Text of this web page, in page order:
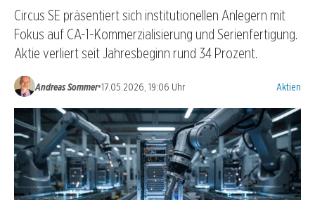
Circus SE präsentiert sich institutionellen Anlegern mit
Fokus auf CA-1-Kommerzialisierung und Serienfertigung.
Aktie verliert seit Jahresbeginn rund 34 Prozent.
Andreas Sommer•17.05.2026, 19:06 Uhr Aktien